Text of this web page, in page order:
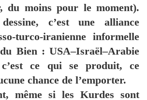
du moins pour le moment).
c’est une alliance
turco-iranienne informelle
Bien : USA–Israël–Arabie
ce qui se produit, ce
chance de l’emporter.
même si les Kurdes sont